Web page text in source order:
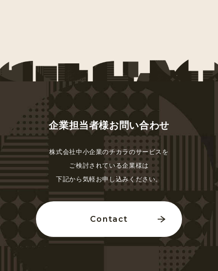
企業担当者様お問い合わせ
株式会社中小企業のチカラのサービスを
ご検討されている企業様は
下記から気軽お申し込みください。
Contact